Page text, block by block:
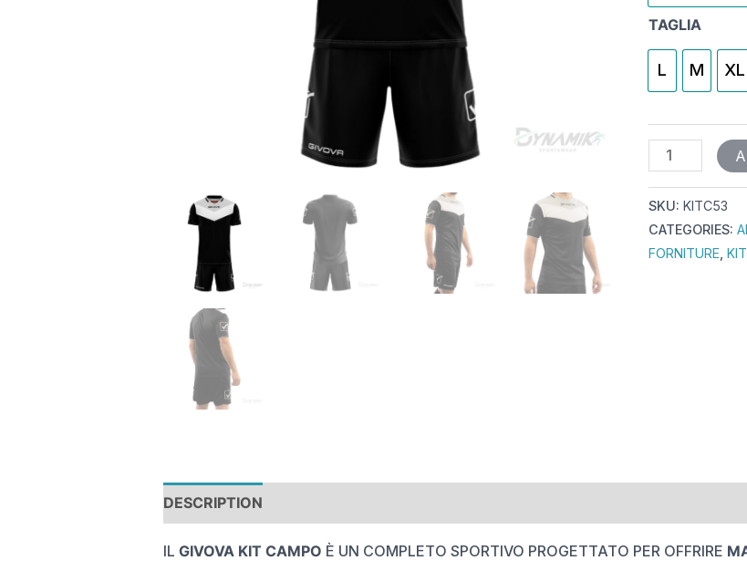
TAGLIA
L M XL
SKU:KITC53
CATEGORIES:
FORNITURE ,
DESCRIPTION
IL GIVOVA KIT CAMPO È UN COMPLETO SPORTIVO PROGETTATO PER OFFRIRE